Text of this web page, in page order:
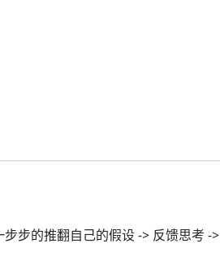
步步的推翻自己的假设 -> 反馈思考 ->